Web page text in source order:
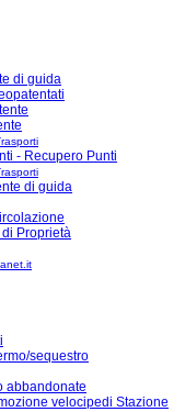
di guida
- Recupero Punti
di guida
Proprietà
sequestro
abbandonate
velocipedi Stazione